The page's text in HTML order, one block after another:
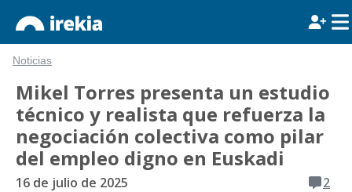
Noticias
Mikel Torres presenta un estudio
técnico y realista que refuerza la
negociación colectiva como pilar
del empleo digno en Euskadi
16 de julio de 2025
2